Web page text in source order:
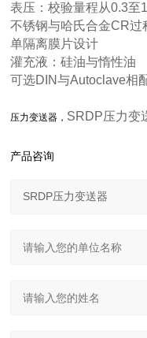
表压：校验量程从0.3至
不锈钢与哈氏合金CR过
单隔离膜片设计
灌充液：硅油与惰性油
可选DIN与Autoclave相
压力变送器， SRDP压力变
产品咨询